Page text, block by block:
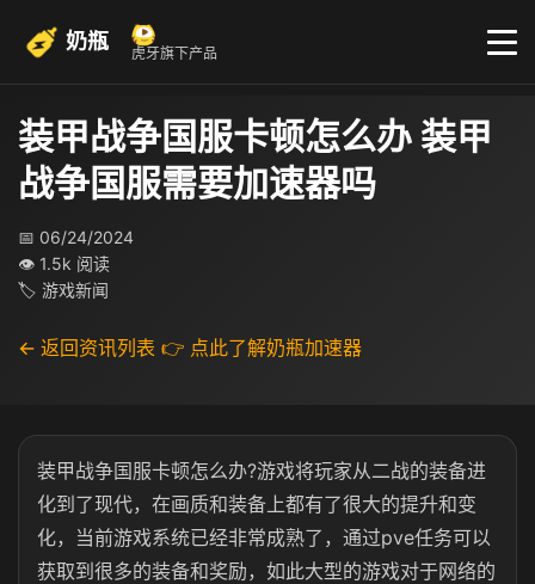
奶瓶 虎牙旗下产品
装甲战争国服卡顿怎么办 装甲
战争国服需要加速器吗
📅 06/24/2024
👁 1.5k 阅读
🏷 游戏新闻
← 返回资讯列表 👉 点此了解奶瓶加速器
装甲战争国服卡顿怎么办?游戏将玩家从二战的装备进
化到了现代，在画质和装备上都有了很大的提升和变
化，当前游戏系统已经非常成熟了，通过pve任务可以
获取到很多的装备和奖励，如此大型的游戏对于网络的